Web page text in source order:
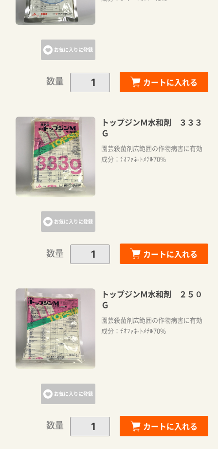
お気に入りに登録
数量 カートに入れる
お気に入りに登録
トップジンＭ水和剤 ３３３
Ｇ
園芸殺菌剤広範囲の作物病害に有効
成分：ﾁｵﾌｧﾈ-ﾄﾒﾁﾙ70%
数量 カートに入れる
お気に入りに登録
トップジンＭ水和剤 ２５０
Ｇ
園芸殺菌剤広範囲の作物病害に有効
成分：ﾁｵﾌｧﾈ-ﾄﾒﾁﾙ70%
数量 カートに入れる